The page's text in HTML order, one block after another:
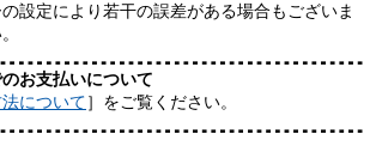
設定により若干の誤差がある場合もございま
お支払いについて
について］をご覧ください。